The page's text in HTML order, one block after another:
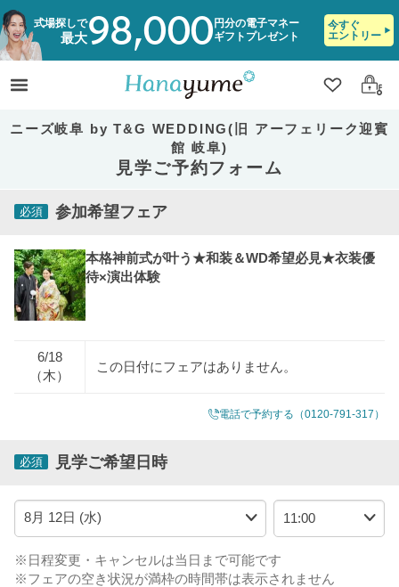
式場探しで
最大98,000 円分の電子マネー
ギフトプレゼント
今すぐ
エントリー
クリップ
ログ
ニーズ岐阜 by T&G WEDDING(旧 アーフェリーク迎賓
館 岐阜)
見学ご予約フォーム
必須 参加希望フェア
本格神前式が叶う★和装＆WD希望必見★衣装優
待×演出体験
6/18
（木）
この日付にフェアはありません。
電話で予約する （0120-791-317）
必須 見学ご希望日時
※日程変更・キャンセルは当日まで可能です
※フェアの空き状況が満枠の時間帯は表示されません